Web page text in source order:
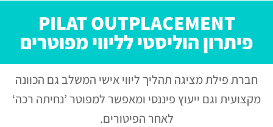
PILAT OUTPLACEMENT
פיתרון הוליסטי לליווי מפוטרים
חברת פילת מציגה תהליך ליווי אישי המשלב גם הכוונה
מקצועית וגם ייעוץ פיננסי ומאפשר למפוטר ’נחיתה רכה‘
לאחר הפיטורים.